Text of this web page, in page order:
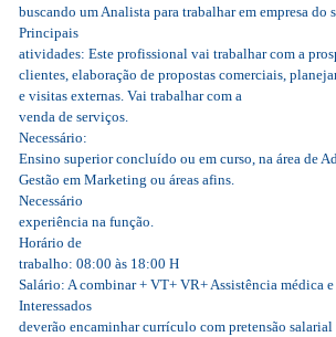
buscando um Analista para trabalhar em empresa do
Principais
atividades: Este profissional vai trabalhar com a
clientes, elaboração de propostas comerciais,
e visitas externas. Vai trabalhar com a
venda de serviços.
Necessário:
Ensino superior concluído ou em curso, na área de
Gestão em Marketing ou áreas afins.
Necessário
experiência na função.
Horário de
trabalho: 08:00 às 18:00 H
Salário: A combinar + VT+ VR+ Assistência médica
Interessados
deverão encaminhar currículo com pretensão salarial